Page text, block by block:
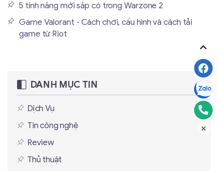
5 tính năng mới sắp có trong Warzone 2
Game Valorant - Cách chơi, cấu hình và cách tải
game từ Riot
DANH MỤC TIN
Dịch Vụ
Tin công nghệ
Review
Thủ thuật